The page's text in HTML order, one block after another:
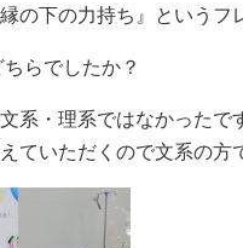
の下の力持ち』というフ
らでしたか？
系・理系ではなかった
ていただくので文系の方